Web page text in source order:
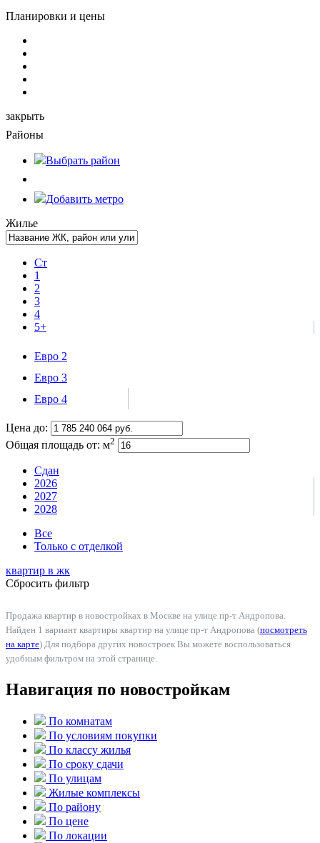
Планировки и цены
закрыть
Районы
Выбрать район
Добавить метро
Жилье
Ст
1
2
3
4
5+
Евро 2
Евро 3
Евро 4
Цена до:
Общая площадь от: м2
Сдан
2026
2027
2028
Все
Только с отделкой
квартир в жк
Сбросить фильтр
Продажа квартир в новостройках в Москве на улице пр-т Андропова.
Найден 1 вариант квартиры квартир на улице пр-т Андропова (посмотреть
на карте) Для подбора других новостроек Вы можете воспользоваться
удобным фильтром на этой странице.
Навигация по новостройкам
По комнатам
По условиям покупки
По классу жилья
По сроку сдачи
По улицам
Жилые комплексы
По району
По цене
По локации